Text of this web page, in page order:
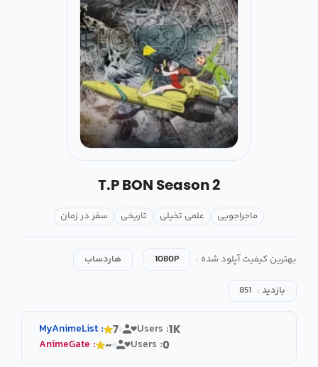
T.P BON Season 2
ماجراجویی علمی تخیلی تاریخی سفر در زمان
بهترین کیفیت آپلود شده : 1080P هاردساب
بازدید : 851
MyAnimeList : 7 Users :1K
AnimeGate : ~ Users :0